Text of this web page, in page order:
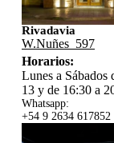
Rivadavia
W.Nuñes 597
Horarios:
Lunes a Sábados
13 y de 16:30 a
Whatsapp:
+54 9 2634 617852